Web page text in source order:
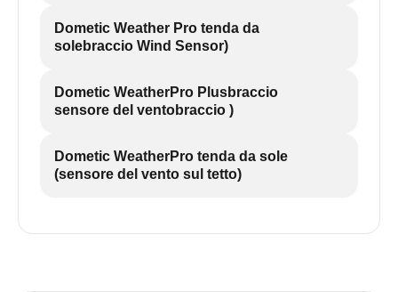
Dometic Weather Pro tenda da
solebraccio Wind Sensor)
Dometic WeatherPro Plusbraccio
sensore del ventobraccio )
Dometic WeatherPro tenda da sole
(sensore del vento sul tetto)